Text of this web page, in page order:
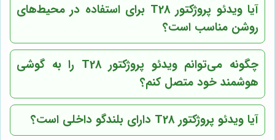
آیا ویدئو پروژکتور T28 برای استفاده در محیط‌های
روشن مناسب است؟
چگونه می‌توانم ویدئو پروژکتور T28 را به گوشی
هوشمند خود متصل کنم؟
آیا ویدئو پروژکتور T28 دارای بلندگو داخلی است؟